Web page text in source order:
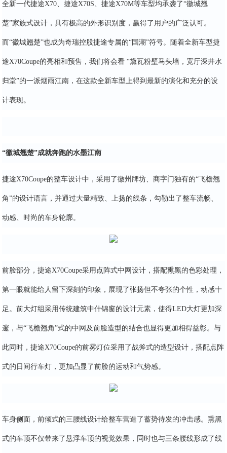
全新一代捷途X70、捷途X70S、捷途X70M等车型均承袭了“徽城翘
楚”家族式设计，具有极高的外形识别度，赢得了用户的广泛认可。
而“徽城翘楚”也成为奇瑞控股捷途专属的“国潮”符号。随着全新车型捷
途X70Coupe的亮相和预售，我们将会看 “黛瓦粉壁马头墙，宽厅深井水
归堂”的一派烟雨江南，在这款全新车型上得到最新的演化和充分的设
计表现。
“徽城翘楚”成就奔跑的水墨江南
捷途X70Coupe的整车设计中，采用了徽州牌坊、商字门独有的“飞檐翘
角”的设计语言，并通过大量精致、上扬的线条，勾勒出了整车流畅、
动感、时尚的车身轮廓。
前脸部分，捷途X70Coupe采用点阵式中网设计，搭配熏黑的色彩处理，
第一眼就能给人留下深刻的印象，展现了张扬但不夸张的个性，动感十
足。前大灯组采用传统建筑中什锦窗的设计元素，使得LED大灯更加深
邃，与“飞檐翘角”式的中网及前脸造型的结合也显得更加相得益彰。与
此同时，捷途X70Coupe的前雾灯位采用了战斧式的造型设计，搭配点阵
式的日间行车灯，更加凸显了前脸的运动和气势感。
车身侧面，前倾式的三腰线设计给整车营造了蓄势待发的冲击感。熏黑
式的车顶不仅带来了悬浮车顶的视觉效果，同时也与三条腰线形成了线